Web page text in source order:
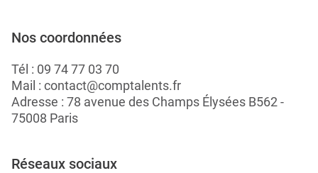
Nos coordonnées
Tél : 09 74 77 03 70
Mail : contact@comptalents.fr
Adresse : 78 avenue des Champs Élysées B562 -
75008 Paris
Réseaux sociaux